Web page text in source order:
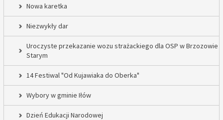
Nowa karetka
Niezwykły dar
Uroczyste przekazanie wozu strażackiego dla OSP w Brzozowie
Starym
14 Festiwal "Od Kujawiaka do Oberka"
Wybory w gminie Iłów
Dzień Edukacji Narodowej